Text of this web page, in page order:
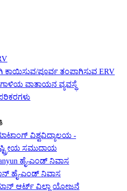
ಪೂರ್ವ ತಂಪಾಗಿಸುವ ERV
ವಾತಾಯನ ವ್ಯವಸ್ಥೆ
ವಿಶ್ವವಿದ್ಯಾಲಯ -
ಸಮುದಾಯ
ಹೈ-ಎಂಡ್ ನಿವಾಸ
ಹೈ-ಎಂಡ್ ನಿವಾಸ
ಆರ್ಟ್ ವಿಲ್ಲಾ ಯೋಜನೆ